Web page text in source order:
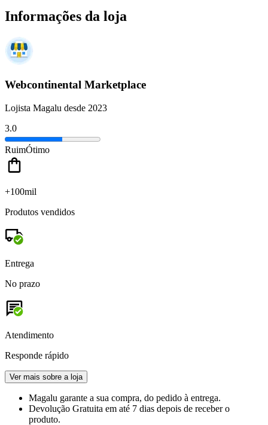
Informações da loja
Webcontinental Marketplace
Lojista Magalu desde 2023
3.0
RuimÓtimo
+100mil
Produtos vendidos
Entrega
No prazo
Atendimento
Responde rápido
Ver mais sobre a loja
Magalu garante a sua compra, do pedido à entrega.
Devolução Gratuita em até 7 dias depois de receber o
produto.